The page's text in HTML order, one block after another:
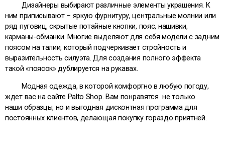
Дизайнеры выбирают различные элементы украшения. К
ним приписывают – яркую фурнитуру, центральные молнии или
ряд пуговиц, скрытые потайные кнопки, пояс, нашивки,
карманы-обманки. Многие выделяют для себя модели с задним
поясом на талии, который подчеркивает стройность и
выразительность силуэта. Для создания полного эффекта
такой «поясок» дублируется на рукавах.
Модная одежда, в которой комфортно в любую погоду,
ждет вас на сайте Palto Shop. Вам понравятся не только
наши образцы, но и выгодная дисконтная программа для
постоянных клиентов, делающая покупку гораздо приятней.